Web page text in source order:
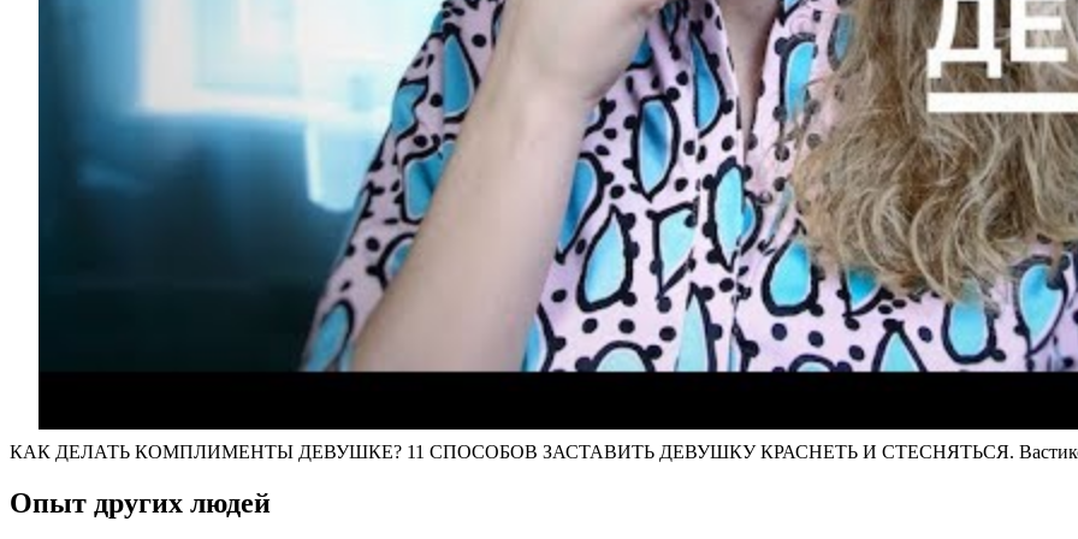
КАК ДЕЛАТЬ КОМПЛИМЕНТЫ ДЕВУШКЕ? 11 СПОСОБОВ ЗАСТАВИТЬ ДЕВУШКУ КРАСНЕТЬ И СТЕСНЯТЬСЯ.
Опыт других людей